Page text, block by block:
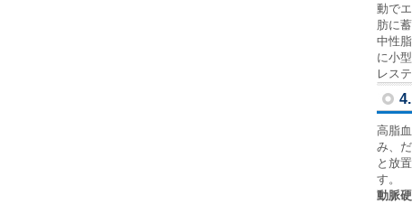
動で
肪に
中性
に小
レス
高脂
み、
と放
す。
動脈